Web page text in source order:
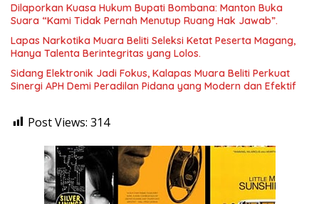
Dilaporkan Kuasa Hukum Bupati Bombana: Manton Buka
Suara “Kami Tidak Pernah Menutup Ruang Hak Jawab”.
Lapas Narkotika Muara Beliti Seleksi Ketat Peserta Magang,
Hanya Talenta Berintegritas yang Lolos.
Sidang Elektronik Jadi Fokus, Kalapas Muara Beliti Perkuat
Sinergi APH Demi Peradilan Pidana yang Modern dan Efektif
Post Views: 314